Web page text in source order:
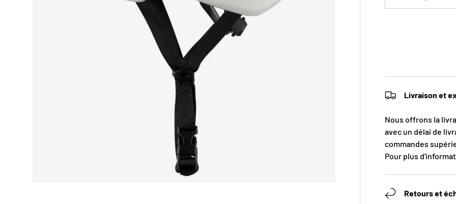
Livraison et
Nous offrons la
avec un délai de
commandes
Pour plus
Retours et